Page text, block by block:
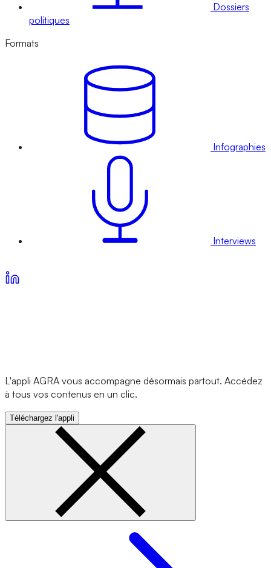
Dossiers
politiques
Formats
Infographies
Interviews
L'appli AGRA vous accompagne désormais partout. Accédez
à tous vos contenus en un clic.
Téléchargez l'appli